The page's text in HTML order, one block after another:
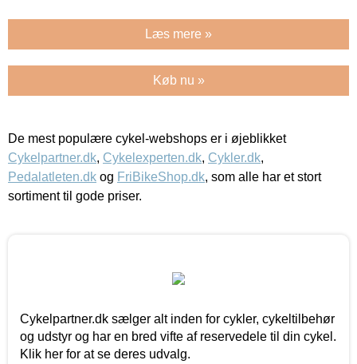
Læs mere »
Køb nu »
De mest populære cykel-webshops er i øjeblikket
Cykelpartner.dk, Cykelexperten.dk, Cykler.dk,
Pedalatleten.dk og FriBikeShop.dk, som alle har et stort
sortiment til gode priser.
Cykelpartner.dk sælger alt inden for cykler, cykeltilbehør
og udstyr og har en bred vifte af reservedele til din cykel.
Klik her for at se deres udvalg.